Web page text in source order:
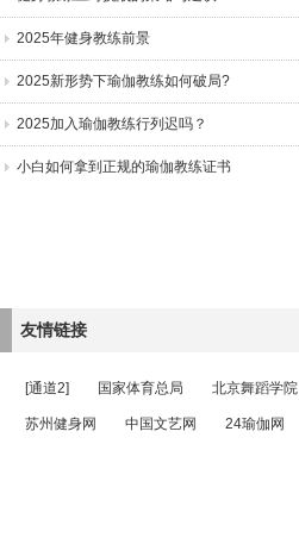
2025年健身教练前景
2025新形势下瑜伽教练如何破局?
2025加入瑜伽教练行列迟吗？
小白如何拿到正规的瑜伽教练证书
友情链接
[通道2] 国家体育总局 北京舞蹈学院
苏州健身网 中国文艺网 24瑜伽网